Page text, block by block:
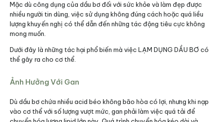
Mặc dù công dụng của dầu bơ đối với sức khỏe và làm đẹp được
nhiều người tin dùng, việc sử dụng không đúng cách hoặc quá liều
lượng khuyến nghị có thể dẫn đến những tác động tiêu cực không
mong muốn.
Dưới đây là những tác hại phổ biến mà việc LẠM DỤNG DẦU BƠ có
thể gây ra cho cơ thể.​
Ảnh Hưởng Với Gan
Dù dầu bơ chứa nhiều acid béo không bão hòa có lợi, nhưng khi nạp
vào cơ thể với số lượng vượt mức, gan phải làm việc quá tải để